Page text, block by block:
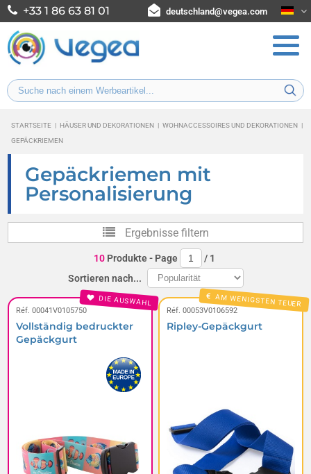
+33 1 86 63 81 01 deutschland@vegea.com
STARTSEITE | HÄUSER UND DEKORATIONEN | WOHNACCESSOIRES UND DEKORATIONEN |
GEPÄCKRIEMEN
Gepäckriemen mit
Personalisierung
Ergebnisse filtern
10 Produkte - Page / 1
Sortieren nach...
DIE AUSWAHL
Réf. 00041V0105750
Vollständig bedruckter
Gepäckgurt
AM WENIGSTEN TEUER
Réf. 00053V0106592
Ripley-Gepäckgurt